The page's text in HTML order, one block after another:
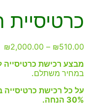
₪510.00
–
₪2,000.00
מבצע רכישת כרטיסייה
במחיר משתלם.
על כל רכישת
30% הנחה.